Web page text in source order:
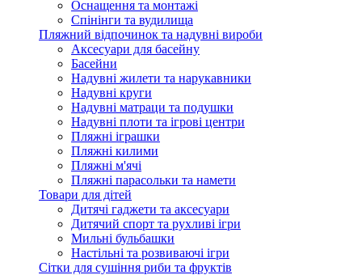
Оснащення та монтажі
Спінінги та вудилища
Пляжний відпочинок та надувні вироби
Аксесуари для басейну
Басейни
Надувні жилети та нарукавники
Надувні круги
Надувні матраци та подушки
Надувні плоти та ігрові центри
Пляжні іграшки
Пляжні килими
Пляжні м'ячі
Пляжні парасольки та намети
Товари для дітей
Дитячі гаджети та аксесуари
Дитячий спорт та рухливі ігри
Мильні бульбашки
Настільні та розвиваючі ігри
Сітки для сушіння риби та фруктів